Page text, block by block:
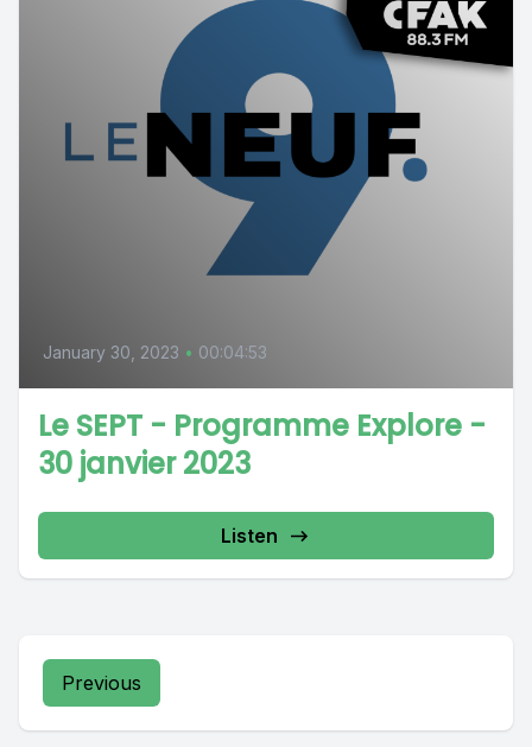
January 30, 2023 • 00:04:53
Le SEPT - Programme Explore -
30 janvier 2023
Listen
Previous